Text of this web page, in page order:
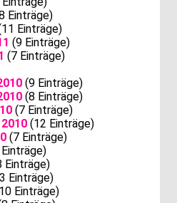
Einträge)
Einträge)
(9 Einträge)
(7 Einträge)
(9 Einträge)
(8 Einträge)
(7 Einträge)
(12 Einträge)
(7 Einträge)
Einträge)
Einträge)
Einträge)